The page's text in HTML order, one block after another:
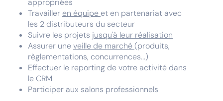
appropriées
Travailler en équipe et en partenariat avec
les 2 distributeurs du secteur
Suivre les projets jusqu'à leur réalisation
Assurer uneveille de marché(produits,
règlementations, concurrences...)
Effectuer le reporting de votre activité dans
le CRM
Participer aux salons professionnels